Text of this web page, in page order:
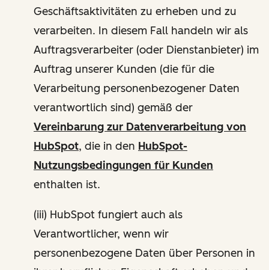
Geschäftsaktivitäten zu erheben und zu
verarbeiten. In diesem Fall handeln wir als
Auftragsverarbeiter (oder Dienstanbieter) im
Auftrag unserer Kunden (die für die
Verarbeitung personenbezogener Daten
verantwortlich sind) gemäß der
Vereinbarung zur Datenverarbeitung von
HubSpot, die in den HubSpot-
Nutzungsbedingungen für Kunden
enthalten ist.
(iii) HubSpot fungiert auch als
Verantwortlicher, wenn wir
personenbezogene Daten über Personen in